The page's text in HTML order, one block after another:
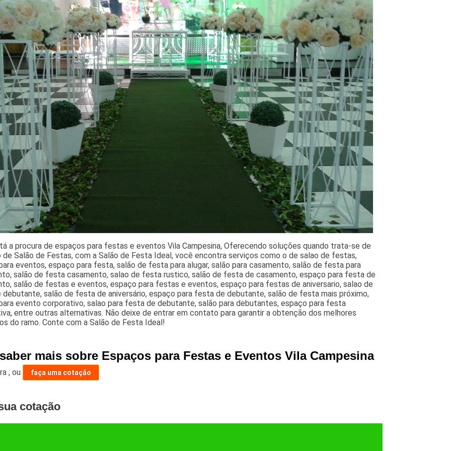
a procura de espaços para festas e eventos Vila Campesina, Oferecendo soluções quando trata-se de
de Salão de Festas, com a Salão de Festa Ideal, você encontra serviços como o de salao de festas,
eventos, espaço para festa, salão de festa para alugar, salão para casamento, salão de festa para
salão de festa casamento, salao de festa rustico, salão de festa de casamento, espaço para festa de
salão de festas e eventos, espaço para festas e eventos, espaço para festas de aniversario, salao de
salão de festa de aniversário, espaço para festa de debutante, salão de festa mais próximo,
evento corporativo, salao para festa de debutante, salão para debutantes, espaço para festa
entre outras alternativas. Não deixe de entrar em contato para garantir a obtenção dos melhores
do ramo. Conte com a Salão de Festa Ideal!
mais sobre Espaços para Festas e Eventos Vila Campesina
,ou faça uma cotação
cotação